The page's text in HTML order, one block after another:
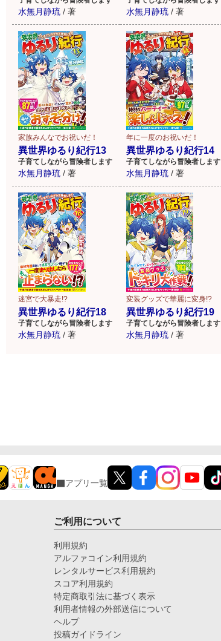
水無月静琉 / 著 水無月静琉 / 著
家族みんなでお祝いだ！
異世界ゆるり紀行13
子育てしながら冒険者します
水無月静琉 / 著
年に一度のお祝いだ！
異世界ゆるり紀行14
子育てしながら冒険者します
水無月静琉 / 著
迷宮で大暴走!?
異世界ゆるり紀行18
子育てしながら冒険者します
水無月静琉 / 著
変装グッズで華麗に変身!?
異世界ゆるり紀行19
子育てしながら冒険者します
水無月静琉 / 著
アプリ一覧
ご利用について
利用規約
アルファコイン利用規約
レンタルサービス利用規約
スコア利用規約
特定商取引法に基づく表示
利用者情報の外部送信について
ヘルプ
投稿ガイドライン